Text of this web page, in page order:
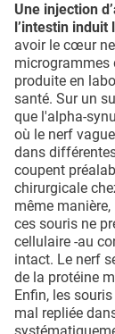
Une injection
l’intestin
avoir le cœur
microgrammes
produite en
santé. Sur un
que l'alpha-
où le nerf
dans
coupent
chirurgicale
même
ces souris ne
cellulaire -au
intact. Le nerf
de la protéine
Enfin, les
mal repliée